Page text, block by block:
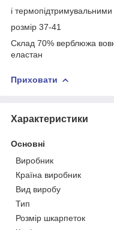
і
розмір 37-41
Склад 70% верблюжа
еластан
Приховати
Характеристики
Основні
Виробник
Країна виробник
Вид виробу
Тип
Розмір шкарпеток